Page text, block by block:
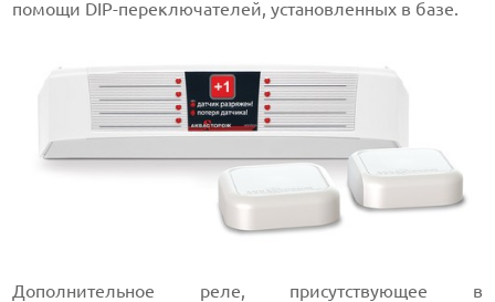
помощи DIP-переключателей, установленных в базе.
Дополнительное реле, присутствующее в